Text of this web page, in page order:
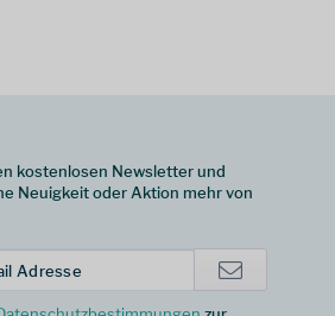
kostenlosen Newsletter und
Neuigkeit oder Aktion mehr von